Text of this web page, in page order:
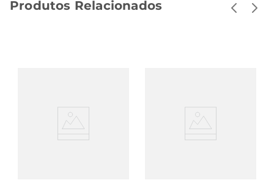
Produtos Relacionados